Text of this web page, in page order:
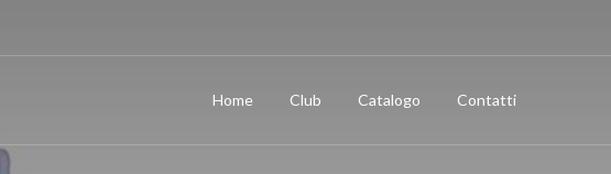
Home Club Catalogo Contatti